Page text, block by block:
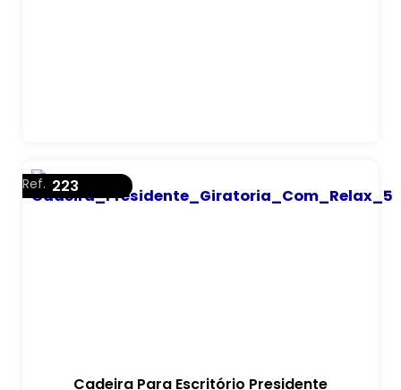
Cadeira Para Escritório Presidente
Ref. 223